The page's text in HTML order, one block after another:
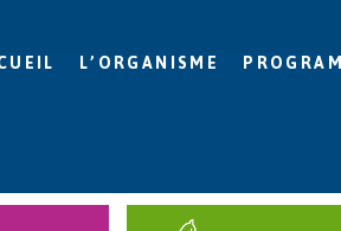
L’ORGANISME